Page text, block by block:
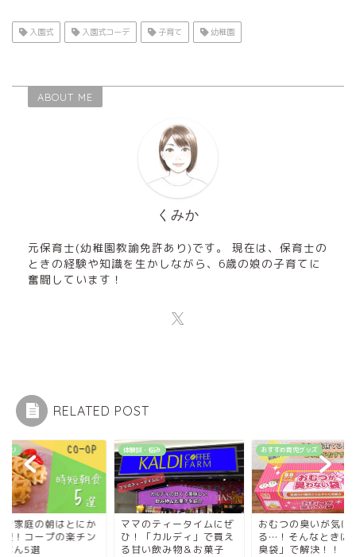
入園式 入園式コーデ 子育て 幼稚園
ABOUT ME
くみか
元保育士(幼稚園教諭免許あり)です。 現在は、保育士の
ときの経験や知識を生かしながら、6歳の娘の子育てに
奮闘しています！
RELATED POST
・悩み
のティータイムにぜ
「カルディ」で買え
い飲み物＆お菓子
おすすめ育児グッズ
おむつの臭いが気にな
る…！そんなときは「防
臭袋」で解決！！
コープデリ
共働き家庭の朝はと
く時短！コープの楽
朝ごはん5選